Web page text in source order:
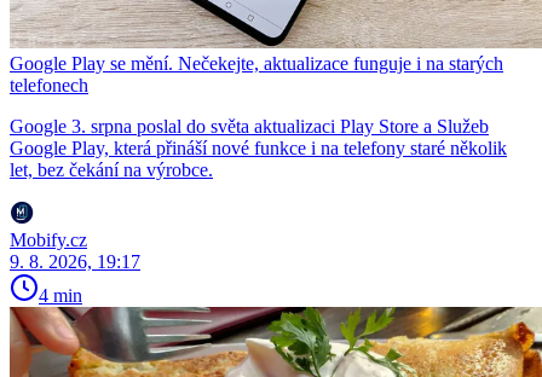
Google Play se mění. Nečekejte, aktualizace funguje i na starých
telefonech
Google 3. srpna poslal do světa aktualizaci Play Store a Služeb
Google Play, která přináší nové funkce i na telefony staré několik
let, bez čekání na výrobce.
Mobify.cz
9. 8. 2026, 19:17
4 min